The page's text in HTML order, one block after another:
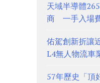
天域半導體
商 一手入場
佑駕創新折讓
L4無人物流車
57年歷史「